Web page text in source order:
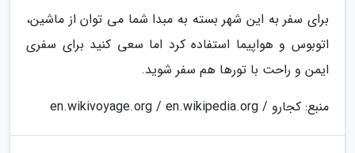
برای سفر به این شهر بسته به مبدا شما می توان از ماشین،
اتوبوس و هواپیما استفاده کرد اما سعی کنید برای سفری
ایمن و راحت با تورها هم سفر شوید.
منبع: کجارو / en.wikivoyage.org / en.wikipedia.org